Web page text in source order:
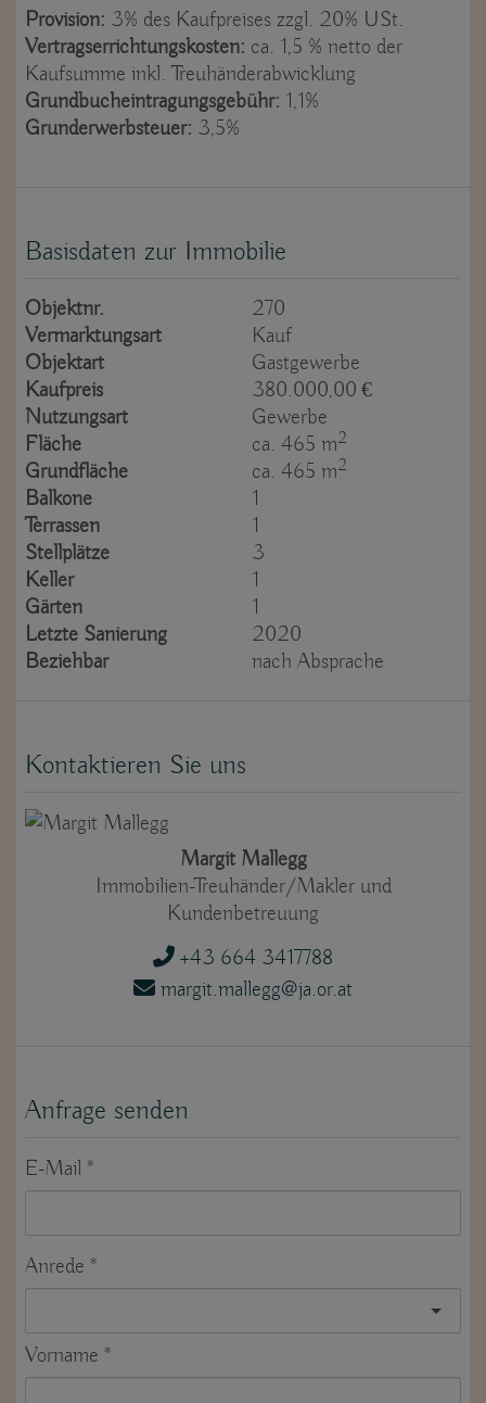
Provision: 3% des Kaufpreises zzgl. 20% USt.
Vertragserrichtungskosten: ca. 1,5 % netto der
Kaufsumme inkl. Treuhänderabwicklung
Grundbucheintragungsgebühr: 1,1%
Grunderwerbsteuer: 3,5%
Basisdaten zur Immobilie
Objektnr.
270
Vermarktungsart
Kauf
Objektart
Gastgewerbe
Kaufpreis
380.000,00 €
Nutzungsart
Gewerbe
Fläche
ca. 465 m2
Grundfläche ca. 465 m2
Balkone
1
Terrassen
1
Stellplätze
3
Keller
1
Gärten
1
Letzte Sanierung
2020
Beziehbar
nach Absprache
Kontaktieren Sie uns
Margit Mallegg
Immobilien-Treuhänder/Makler und
Kundenbetreuung
+43 664 3417788
margit.mallegg@ja.or.at
Anfrage senden
E-Mail
Anrede
Vorname